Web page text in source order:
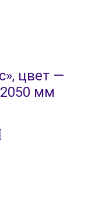
цвет —
мм